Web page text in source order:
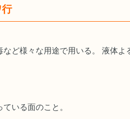
など様々な用途で用いる。 液体よ
いる面のこと。